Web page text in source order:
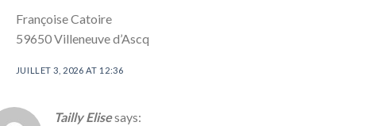
Françoise Catoire
59650 Villeneuve d’Ascq
JUILLET 3, 2026 AT 12:36
Tailly Elisesays: